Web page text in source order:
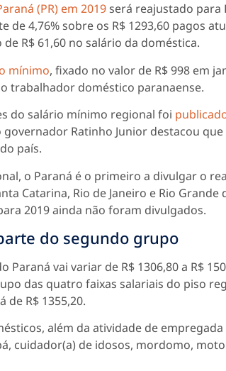
(PR) em 2019será reajustado para
de 4,76% sobre os R$ 1293,60 pagos
R$ 61,60 no salário da doméstica.
mínimo, fixado no valor de R$ 998 em
trabalhador doméstico paranaense.
do salário mínimo regional foi
Ratinho Junior destacou
país.
o Paraná é o primeiro a divulgar o
Catarina, Rio de Janeiro e Rio
2019 ainda não foram divulgados.
do segundo grupo
Paraná vai variar de R$ 1306,80 a R$
das quatro faixas salariais do piso
R$ 1355,20.
além da atividade de
cuidador(a) de idosos, mordomo,